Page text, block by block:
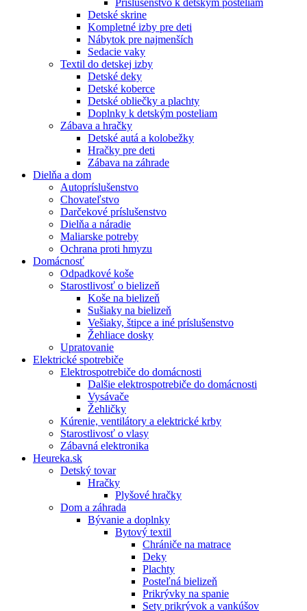
Detské skrine
Kompletné izby pre deti
Nábytok pre najmenších
Sedacie vaky
Textil do detskej izby
Detské deky
Detské koberce
Detské obliečky a plachty
Doplnky k detským posteliam
Zábava a hračky
Detské autá a kolobežky
Hračky pre deti
Zábava na záhrade
Dielňa a dom
Autopríslušenstvo
Chovateľstvo
Darčekové príslušenstvo
Dielňa a náradie
Maliarske potreby
Ochrana proti hmyzu
Domácnosť
Odpadkové koše
Starostlivosť o bielizeň
Koše na bielizeň
Sušiaky na bielizeň
Vešiaky, štipce a iné príslušenstvo
Žehliace dosky
Upratovanie
Elektrické spotrebiče
Elektrospotrebiče do domácnosti
Dalšie elektrospotrebiče do domácnosti
Vysávače
Žehličky
Kúrenie, ventilátory a elektrické krby
Starostlivosť o vlasy
Zábavná elektronika
Heureka.sk
Detský tovar
Hračky
Plyšové hračky
Dom a záhrada
Bývanie a doplnky
Bytový textil
Chrániče na matrace
Deky
Plachty
Posteľná bielizeň
Prikrývky na spanie
Sety prikrývok a vankúšov